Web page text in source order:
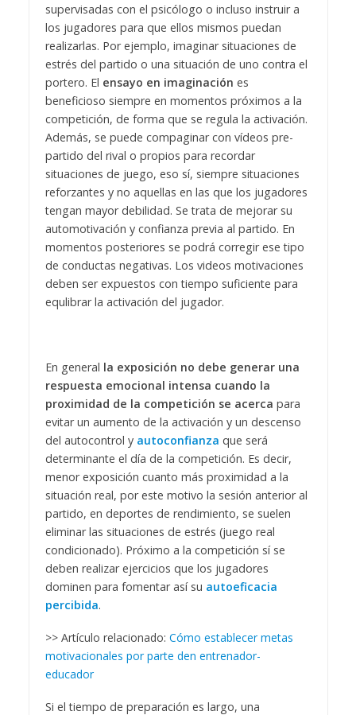
supervisadas con el psicólogo o incluso instruir a
los jugadores para que ellos mismos puedan
realizarlas. Por ejemplo, imaginar situaciones de
estrés del partido o una situación de uno contra el
portero. El ensayo en imaginación es
beneficioso siempre en momentos próximos a la
competición, de forma que se regula la activación.
Además, se puede compaginar con vídeos pre-
partido del rival o propios para recordar
situaciones de juego, eso sí, siempre situaciones
reforzantes y no aquellas en las que los jugadores
tengan mayor debilidad. Se trata de mejorar su
automotivación y confianza previa al partido. En
momentos posteriores se podrá corregir ese tipo
de conductas negativas. Los videos motivaciones
deben ser expuestos con tiempo suficiente para
equlibrar la activación del jugador.
En general la exposición no debe generar una
respuesta emocional intensa cuando la
proximidad de la competición se acerca para
evitar un aumento de la activación y un descenso
del autocontrol y autoconfianza que será
determinante el día de la competición. Es decir,
menor exposición cuanto más proximidad a la
situación real, por este motivo la sesión anterior al
partido, en deportes de rendimiento, se suelen
eliminar las situaciones de estrés (juego real
condicionado). Próximo a la competición sí se
deben realizar ejercicios que los jugadores
dominen para fomentar así su autoeficacia
percibida.
>> Artículo relacionado: Cómo establecer metas
motivacionales por parte den entrenador-
educador
Si el tiempo de preparación es largo, una